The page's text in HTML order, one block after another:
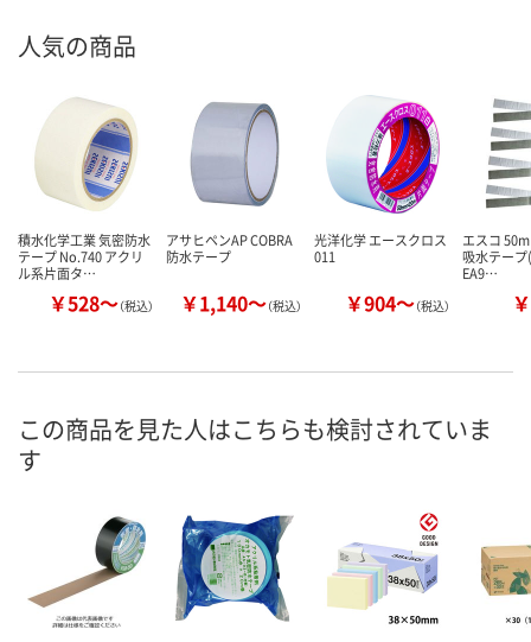
人気の商品
積水化学工業 気密防水
テープ No.740 アクリ
ル系片面タ…
￥528～（税込）
アサヒペンAP COBRA
防水テープ
￥1,140～（税込）
光洋化学 エースクロス
011
￥904～（税込）
エスコ
吸水テー
EA9…
この商品を見た人はこちらも検討されていま
す